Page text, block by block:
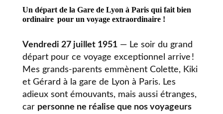
Un départ de la Gare de Lyon à Paris qui fait bien
ordinairepour un voyage extraordinaire !
Vendredi 27 juillet 1951— Le soir du grand
départ pour ce voyage exceptionnel arrive !
Mes grands-parents emmènent Colette, Kiki
et Gérard à la gare de Lyon à Paris. Les
adieux sont émouvants, mais aussi étranges,
car personne ne réalise que nos voyageurs